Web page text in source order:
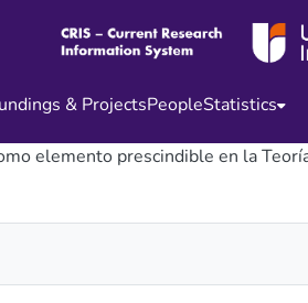
& ProjectsPeopleStatistics
elemento prescindible en la